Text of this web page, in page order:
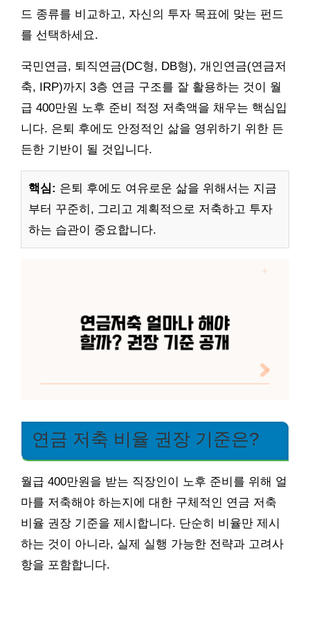
드 종류를 비교하고, 자신의 투자 목표에 맞는 펀드
를 선택하세요.
국민연금, 퇴직연금(DC형, DB형), 개인연금(연금저
축, IRP)까지 3층 연금 구조를 잘 활용하는 것이 월
급 400만원 노후 준비 적정 저축액을 채우는 핵심입
니다. 은퇴 후에도 안정적인 삶을 영위하기 위한 든
든한 기반이 될 것입니다.
핵심: 은퇴 후에도 여유로운 삶을 위해서는 지금
부터 꾸준히, 그리고 계획적으로 저축하고 투자
하는 습관이 중요합니다.
연금 저축 비율 권장 기준은?
월급 400만원을 받는 직장인이 노후 준비를 위해 얼
마를 저축해야 하는지에 대한 구체적인 연금 저축
비율 권장 기준을 제시합니다. 단순히 비율만 제시
하는 것이 아니라, 실제 실행 가능한 전략과 고려사
항을 포함합니다.